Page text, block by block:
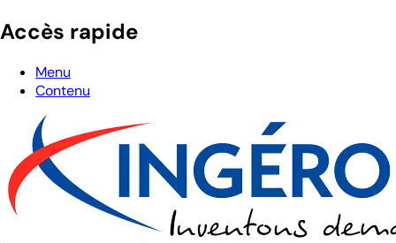
Accès rapide
Menu
Contenu